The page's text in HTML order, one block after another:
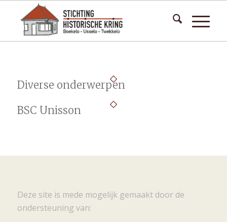
Diverse onderwerpen
BSC Unisson
Deze site is mede mogelijk gemaakt door de
ondersteuning van: